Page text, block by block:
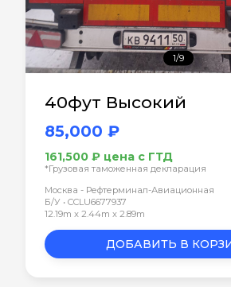
1/9
40фут Высокий
85,000 ₽
161,500 ₽ цена с ГТД
*Грузовая таможенная декларация
Москва - Рефтерминал-Авиационная
Б/У • CCLU6677937
12.19m x 2.44m x 2.89m
ДОБАВИТЬ В